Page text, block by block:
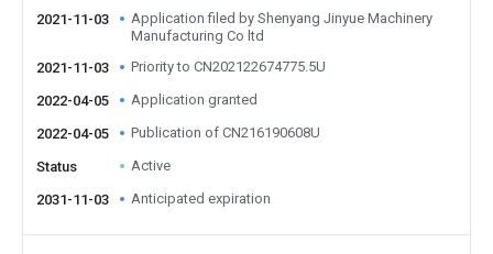
2021-11-03
Application filed by Shenyang Jinyue Machinery
Manufacturing Co ltd
2021-11-03
Priority to CN202122674775.5U
2022-04-05 Application granted
2022-04-05 Publication of CN216190608U
Status Active
2031-11-03 Anticipated expiration